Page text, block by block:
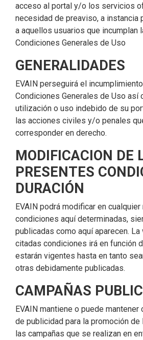
acceso al portal y/o los servicios
necesidad de preaviso, a instancia
a aquellos usuarios que incumplan
Condiciones Generales de Uso
GENERALIDADES
EVAIN perseguirá el
Condiciones Generales de Uso así
utilización o uso indebido de su
las acciones civiles y/o penales
corresponder en derecho.
MODIFICACION DE
PRESENTES
DURACIÓN
EVAIN podrá modificar en
condiciones aquí determinadas,
publicadas como aquí aparecen.
citadas condiciones irá en función
estarán vigentes hasta en tanto
otras debidamente publicadas.
CAMPAÑAS
EVAIN mantiene o puede mantener
de publicidad para la promoción de
las campañas que se realizan en